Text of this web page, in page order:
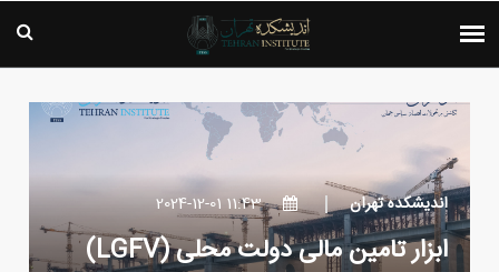
اندیشکده تهران 11:43 2024-12-01
ابزار تامین مالی دولت محلی (LGFV)